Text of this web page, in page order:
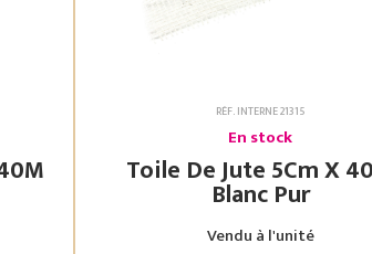
RÉF. INTERNE 21315
En stock
Toile De Jute 5Cm X 40M
Blanc Pur
Vendu à l'unité